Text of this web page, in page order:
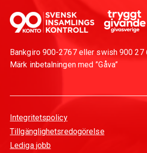
Bankgiro 900-2767 eller swish 900 27
Märk inbetalningen med ”Gåva”
Integritetspolicy
Tillgänglighetsredogörelse
Lediga jobb